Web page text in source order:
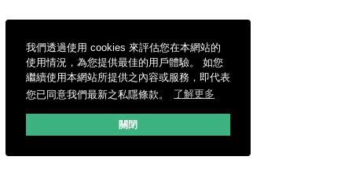
我們透過使用 cookies 來評估您在本網站的
使用情況，為您提供最佳的用戶體驗。 如您
繼續使用本網站所提供之內容或服務，即代表
您已同意我們最新之私隱條款。
了解更多
關閉